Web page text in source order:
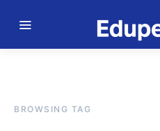
BROWSING TAG